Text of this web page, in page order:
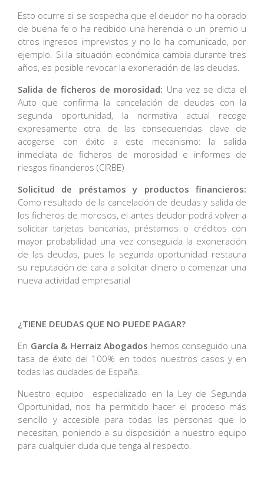
Esto ocurre si se sospecha que el deudor no ha obrado
de buena fe o ha recibido una herencia o un premio u
otros ingresos imprevistos y no lo ha comunicado, por
ejemplo. Si la situación económica cambia durante tres
años, es posible revocar la exoneración de las deudas.
Salida de ficheros de morosidad: Una vez se dicta el
Auto que confirma la cancelación de deudas con la
segunda oportunidad, la normativa actual recoge
expresamente otra de las consecuencias clave de
acogerse con éxito a este mecanismo: la salida
inmediata de ficheros de morosidad e informes de
riesgos financieros (CIRBE)
Solicitud de préstamos y productos financieros:
Como resultado de la cancelación de deudas y salida de
los ficheros de morosos, el antes deudor podrá volver a
solicitar tarjetas bancarias, préstamos o créditos con
mayor probabilidad una vez conseguida la exoneración
de las deudas, pues la segunda oportunidad restaura
su reputación de cara a solicitar dinero o comenzar una
nueva actividad empresarial
¿TIENE DEUDAS QUE NO PUEDE PAGAR?
En García & Herraiz Abogados hemos conseguido una
tasa de éxito del 100% en todos nuestros casos y en
todas las ciudades de España.
Nuestro equipo especializado en la Ley de Segunda
Oportunidad, nos ha permitido hacer el proceso más
sencillo y accesible para todas las personas que lo
necesitan, poniendo a su disposición a nuestro equipo
para cualquier duda que tenga al respecto.